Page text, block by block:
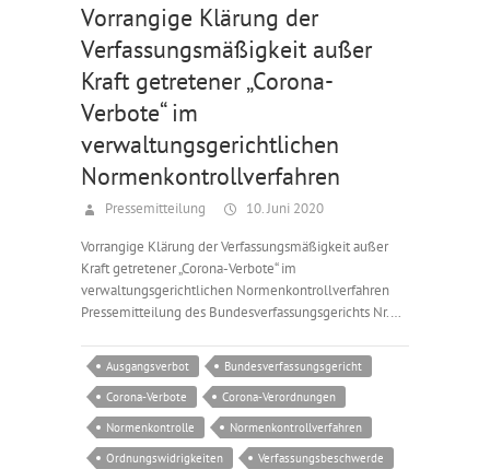
Vorrangige Klärung der
Verfassungsmäßigkeit außer
Kraft getretener „Corona-
Verbote“ im
verwaltungsgerichtlichen
Normenkontrollverfahren
Pressemitteilung 10. Juni 2020
Vorrangige Klärung der Verfassungsmäßigkeit außer
Kraft getretener „Corona-Verbote“ im
verwaltungsgerichtlichen Normenkontrollverfahren
Pressemitteilung des Bundesverfassungsgerichts Nr.…
Ausgangsverbot
Bundesverfassungsgericht
Corona-Verbote
Corona-Verordnungen
Normenkontrolle
Normenkontrollverfahren
Ordnungswidrigkeiten
Verfassungsbeschwerde